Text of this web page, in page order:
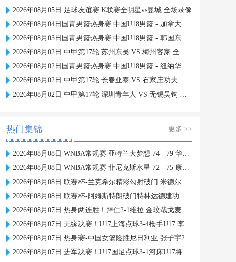
2026年08月05日 足球友谊赛 K联赛全明星vs曼城 全场录像
2026年08月04日国青男篮热身赛 中国U18男篮 - 加拿大大卫·安篮球学院 全场录像
2026年08月03日国青男篮热身赛 中国U18男篮 - 韩国东国大学 全场录像
2026年08月02日 中甲第17轮 苏州东吴 VS 梅州客家 全场录像
2026年08月02日国青男篮热身赛 中国U18男篮 - 纽纳华丁闪电队 全场录像
2026年08月02日 中甲第17轮 长春亚泰 VS 石家庄功夫 全场录像
2026年08月02日 中甲第17轮 深圳青年人 VS 无锡吴钩 全场录像
热门集锦 更多 >>
2026年08月08日 WNBA常规赛 亚特兰大梦想 74 - 79 华盛顿神秘人 全场集锦
2026年08月08日 WNBA常规赛 菲尼克斯水星 72 - 75 康涅狄格太阳 全场集锦
2026年08月08日 联赛杯-兰克希尔精彩勾射破门 米德尔斯堡1-0雷克瑟姆
2026年08月08日 联赛杯-阿姆斯特朗破门特林达德建功 狼队3-0维尔港
2026年08月07日 热身两连胜！拜仁2-1维拉 金玟哉戈麦斯破门迪亚斯替补建功
2026年08月07日 无缘决赛！U17上海点球3-4枪手U17 李秋甫、李文博失点王启戎扑点
2026年08月07日 热身赛-中国女篮险胜尼日利亚 张子宇24+11 杨舒予12+6
2026年08月07日 进军决赛！U17国足点球3-1河床U17将战阿森纳 江宇涵替补两扑点